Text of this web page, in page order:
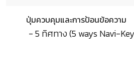
ปุ่มควบคุมและการป้อนข้อความ
- 5 ทิศทาง (5 ways Navi-